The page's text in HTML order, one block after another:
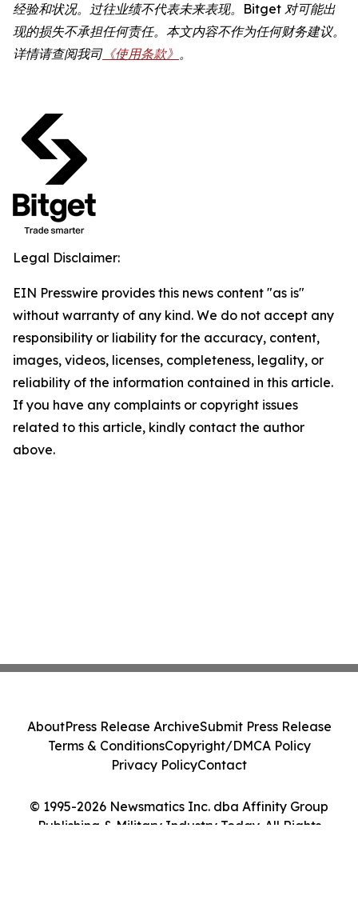
经验和状况。过往业绩不代表未来表现。Bitget 对可能出
现的损失不承担任何责任。本文内容不作为任何财务建议。
详情请查阅我司《使用条款》 。
Legal Disclaimer:
EIN Presswire provides this news content "as is"
without warranty of any kind. We do not accept any
responsibility or liability for the accuracy, content,
images, videos, licenses, completeness, legality, or
reliability of the information contained in this article.
If you have any complaints or copyright issues
related to this article, kindly contact the author
above.
© 1995-2026 Newsmatics Inc. dba Affinity Group
Publishing & Military Industry Today. All Rights
AboutPress Release ArchiveSubmit Press Release
Terms & ConditionsCopyright/DMCA Policy
Privacy PolicyContact